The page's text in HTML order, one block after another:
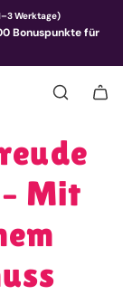
Werktage)
Bonuspunkte für
Mit